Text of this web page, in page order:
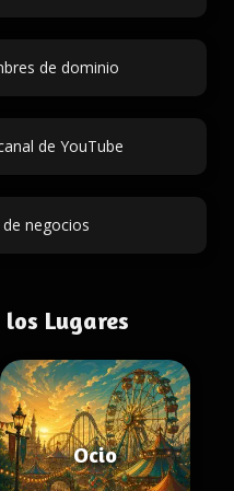
de dominio
de YouTube
negocios
Lugares
Ocio